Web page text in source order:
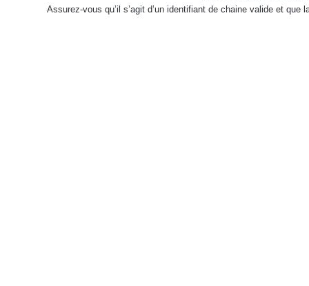
Assurez-vous qu’il s’agit d’un identifiant de chaine valide et